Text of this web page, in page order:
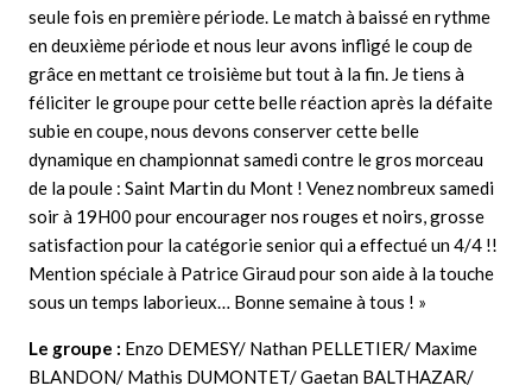
seule fois en première période. Le match à baissé en rythme
en deuxième période et nous leur avons infligé le coup de
grâce en mettant ce troisième but tout à la fin. Je tiens à
féliciter le groupe pour cette belle réaction après la défaite
subie en coupe, nous devons conserver cette belle
dynamique en championnat samedi contre le gros morceau
de la poule : Saint Martin du Mont ! Venez nombreux samedi
soir à 19H00 pour encourager nos rouges et noirs, grosse
satisfaction pour la catégorie senior qui a effectué un 4/4 !!
Mention spéciale à Patrice Giraud pour son aide à la touche
sous un temps laborieux… Bonne semaine à tous ! »
Le groupe : Enzo DEMESY/ Nathan PELLETIER/ Maxime
BLANDON/ Mathis DUMONTET/ Gaetan BALTHAZAR/